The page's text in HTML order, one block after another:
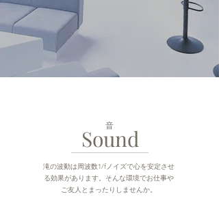
​音
Sound
滝の波動は周波数1/fノイズで心を安定させ
る効果があります。そんな環境でお仕事や
ご友人とまったりしませんか。